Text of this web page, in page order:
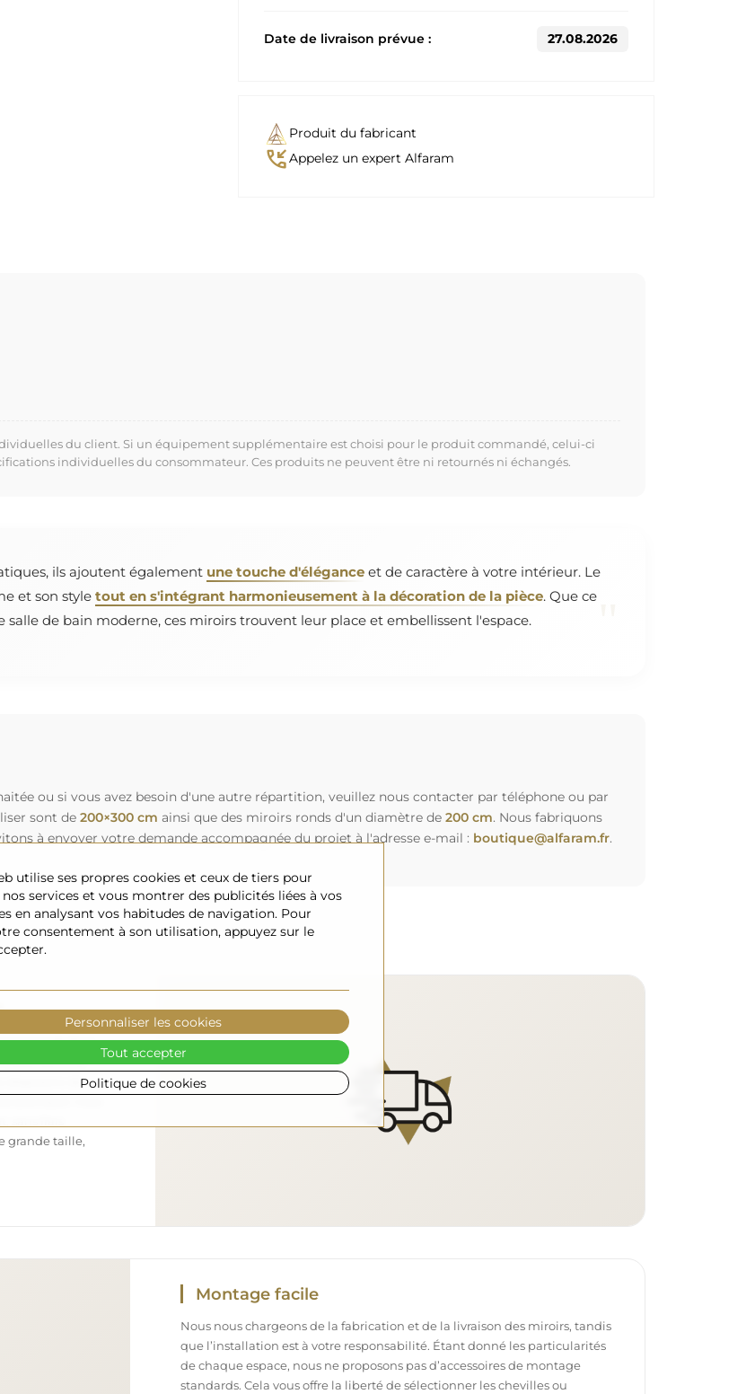
Date de livraison prévue : 27.08.2026
Produit du fabricant
phone_callbackAppelez un expert Alfaram
du client. Si un équipement supplémentaire est choisi pour le produit commandé, celui-ci
individuelles du consommateur. Ces produits ne peuvent être ni retournés ni échangés.
ils ajoutent également une touche d'éléganceet de caractère à votre intérieur. Le
et son style tout en s'intégrant harmonieusement à la décoration de la pièce. Que ce
de bain moderne, ces miroirs trouvent leur place et embellissent l'espace.
ou si vous avez besoin d'une autre répartition, veuillez nous contacter par téléphone ou par
sont de 200×300 cm ainsi que des miroirs ronds d'un diamètre de 200 cm. Nous fabriquons
à envoyer votre demande accompagnée du projet à l'adresse e-mail : boutique@alfaram.fr.
de faire
toute sécurité
disposons de
pourquoi nous
frais
grande taille,
Montage facile
Nous nous chargeons de la fabrication et de la livraison des miroirs, tandis
que l’installation est à votre responsabilité. Étant donné les particularités
de chaque espace, nous ne proposons pas d’accessoires de montage
standards. Cela vous offre la liberté de sélectionner les chevilles ou
utilise ses propres cookies et ceux de tiers pour
services et vous montrer des publicités liées à vos
en analysant vos habitudes de navigation. Pour
consentement à son utilisation, appuyez sur le
Politique de cookies
Personnaliser les cookies
Tout accepter